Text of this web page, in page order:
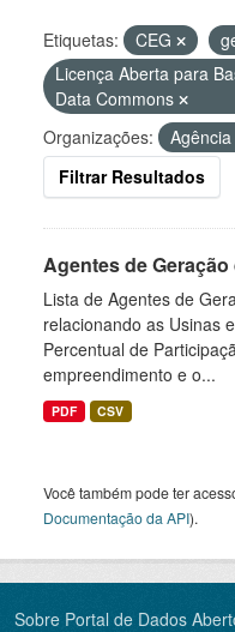
Etiquetas: CEG
Licença Aberta para
Data Commons
Organizações:
Filtrar Resultados
Agentes de
Lista de Agentes de
relacionando as Usinas
Percentual de
empreendimento e o...
PDF CSV
Você também pode ter
Documentação da API).
Sobre Portal de Dados